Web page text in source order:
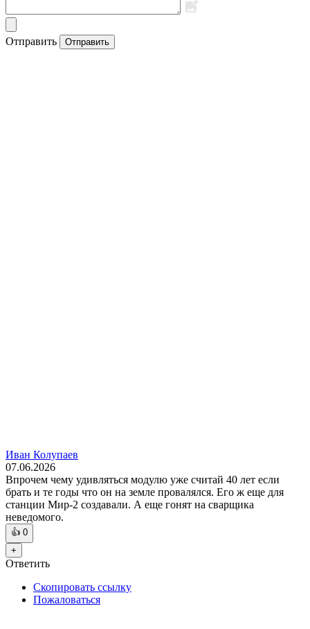
Отправить Отправить
Иван Колупаев
07.06.2026
Впрочем чему удивляться модулю уже считай 40 лет если
брать и те годы что он на земле провалялся. Его ж еще для
станции Мир-2 создавали. А еще гонят на сварщика
неведомого.
👍 0
+
Ответить
Скопировать ссылку
Пожаловаться